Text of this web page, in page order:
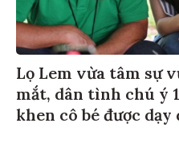
Lọ Lem vừa tâm sự
mắt, dân tình chú ý
khen cô bé được dạy